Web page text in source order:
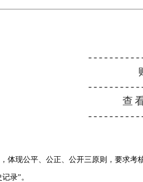
账
查看
现公平、公正、公开三原则，要求考
录”。